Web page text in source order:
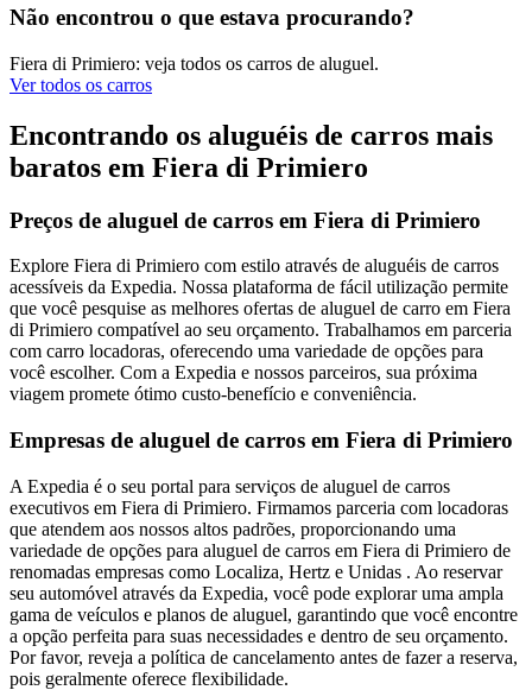
Não encontrou o que estava procurando?
Fiera di Primiero: veja todos os carros de aluguel.
Ver todos os carros
Encontrando os aluguéis de carros mais
baratos em Fiera di Primiero
Preços de aluguel de carros em Fiera di Primiero
Explore Fiera di Primiero com estilo através de aluguéis de carros
acessíveis da Expedia. Nossa plataforma de fácil utilização permite
que você pesquise as melhores ofertas de aluguel de carro em Fiera
di Primiero compatível ao seu orçamento. Trabalhamos em parceria
com carro locadoras, oferecendo uma variedade de opções para
você escolher. Com a Expedia e nossos parceiros, sua próxima
viagem promete ótimo custo-benefício e conveniência.
Empresas de aluguel de carros em Fiera di Primiero
A Expedia é o seu portal para serviços de aluguel de carros
executivos em Fiera di Primiero. Firmamos parceria com locadoras
que atendem aos nossos altos padrões, proporcionando uma
variedade de opções para aluguel de carros em Fiera di Primiero de
renomadas empresas como Localiza, Hertz e Unidas . Ao reservar
seu automóvel através da Expedia, você pode explorar uma ampla
gama de veículos e planos de aluguel, garantindo que você encontre
a opção perfeita para suas necessidades e dentro de seu orçamento.
Por favor, reveja a política de cancelamento antes de fazer a reserva,
pois geralmente oferece flexibilidade.